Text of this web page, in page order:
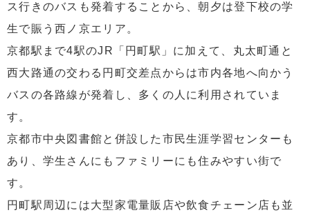
ス行きのバスも発着することから、朝夕は登下校の学
生で賑う西ノ京エリア。
京都駅まで4駅のJR「円町駅」に加えて、丸太町通と
西大路通の交わる円町交差点からは市内各地へ向かう
バスの各路線が発着し、多くの人に利用されていま
す。
京都市中央図書館と併設した市民生涯学習センターも
あり、学生さんにもファミリーにも住みやすい街で
す。
円町駅周辺には大型家電量販店や飲食チェーン店も並